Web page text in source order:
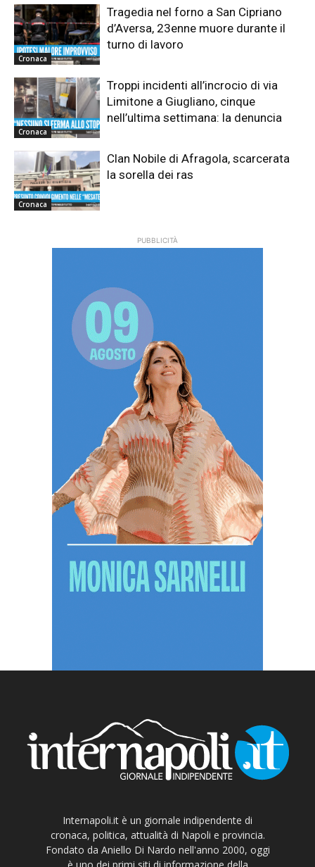
Cronaca
Tragedia nel forno a San Cipriano
d’Aversa, 23enne muore durante il
turno di lavoro
Cronaca
Troppi incidenti all’incrocio di via
Limitone a Giugliano, cinque
nell’ultima settimana: la denuncia
Cronaca
Clan Nobile di Afragola, scarcerata
la sorella dei ras
PUBBLICITÀ
Internapoli.it è un giornale indipendente di
cronaca, politica, attualità di Napoli e provincia.
Fondato da Aniello Di Nardo nell'anno 2000, oggi
è uno dei primi siti di informazione della